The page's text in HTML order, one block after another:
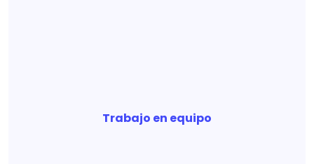
Trabajo en equipo